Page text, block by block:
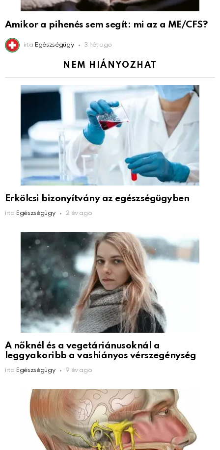
Amikor a pihenés sem segít: mi az a ME/CFS?
írta Egészségügy 3 hét ago
NEM HIÁNYOZHAT
Erkölcsi bizonyítvány az egészségügyben
írta Egészségügy 2 év ago
A nőknél és a vegetáriánusoknál a
leggyakoribb a vashiányos vérszegénység
írta Egészségügy 9 év ago